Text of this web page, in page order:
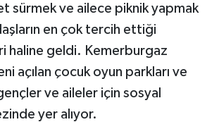
sürmek ve ailece piknik yapmak
en çok tercih ettiği
haline geldi. Kemerburgaz
açılan çocuk oyun parkları ve
ve aileler için sosyal
yer alıyor.